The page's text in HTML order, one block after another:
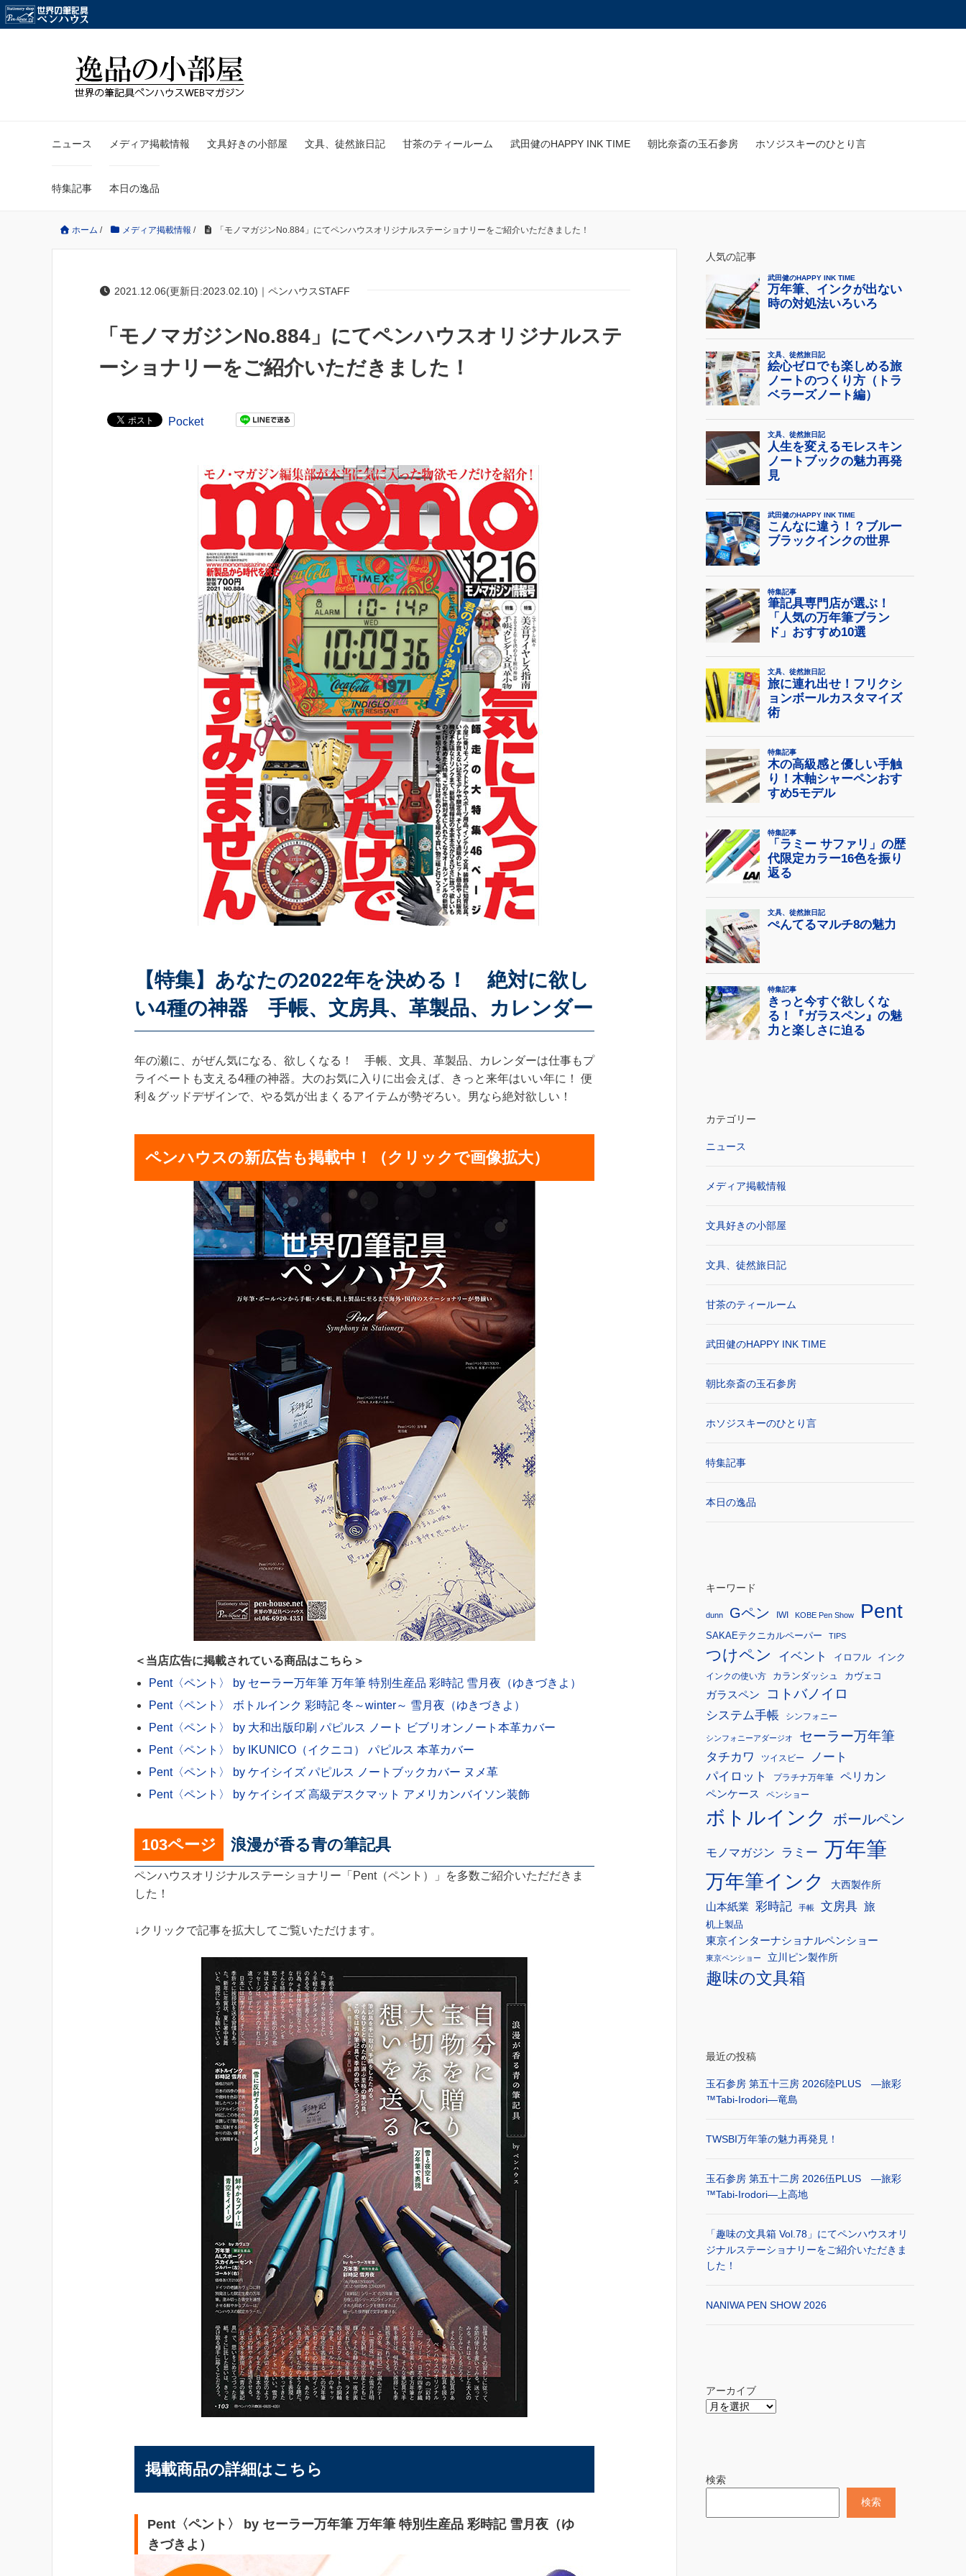
ニュース メディア掲載情報 文具好きの小部屋 文具、徒然旅日記 甘茶のティールーム 武田健のHAPPY INK TIME 朝比奈斎の玉石参房 ホソジスキーのひとり言
特集記事 本日の逸品
ホーム / メディア掲載情報 / 「モノマガジンNo.884」にてペンハウスオリジナルステーショナリーをご紹介いただきました！
2021.12.06(更新日:2023.02.10)｜ペンハウスSTAFF
「モノマガジンNo.884」にてペンハウスオリジナルステ
ーショナリーをご紹介いただきました！
Pocket
【特集】あなたの2022年を決める！ 絶対に欲し
い4種の神器 手帳、文房具、革製品、カレンダー
年の瀬に、がぜん気になる、欲しくなる！ 手帳、文具、革製品、カレンダーは仕事もプ
ライベートも支える4種の神器。大のお気に入りに出会えば、きっと来年はいい年に！ 便
利＆グッドデザインで、やる気が出まくるアイテムが勢ぞろい。男なら絶対欲しい！
ペンハウスの新広告も掲載中！（クリックで画像拡大）
＜当店広告に掲載されている商品はこちら＞
Pent〈ペント〉 by セーラー万年筆 万年筆 特別生産品 彩時記 雪月夜（ゆきづきよ）
Pent〈ペント〉 ボトルインク 彩時記 冬～winter～ 雪月夜（ゆきづきよ）
Pent〈ペント〉 by 大和出版印刷 パピルス ノート ビブリオンノート本革カバー
Pent〈ペント〉 by IKUNICO（イクニコ） パピルス 本革カバー
Pent〈ペント〉 by ケイシイズ パピルス ノートブックカバー ヌメ革
Pent〈ペント〉 by ケイシイズ 高級デスクマット アメリカンバイソン装飾
103ページ 浪漫が香る青の筆記具
ペンハウスオリジナルステーショナリー「Pent（ペント）」を多数ご紹介いただだきま
した！
↓クリックで記事を拡大してご覧いただけます。
掲載商品の詳細はこちら
Pent〈ペント〉 by セーラー万年筆 万年筆 特別生産品 彩時記 雪月夜（ゆ
きづきよ）
人気の記事
カテゴリー
ニュース
メディア掲載情報
文具好きの小部屋
文具、徒然旅日記
甘茶のティールーム
武田健のHAPPY INK TIME
朝比奈斎の玉石参房
ホソジスキーのひとり言
特集記事
本日の逸品
キーワード
dunn Gペン IWI KOBE Pen Show Pent
SAKAEテクニカルペーパー TIPS
つけペン イベント イロフル インク
インクの使い方 カランダッシュ カヴェコ
ガラスペン コトバノイロ
システム手帳 シンフォニー
シンフォニーアダージオ セーラー万年筆
タチカワ ツイスビー
ノート
パイロット
プラチナ万年筆 ペリカン
ペンケース ペンショー
ボトルインク ボールペン
モノマガジン ラミー 万年筆
万年筆インク
大西製作所
山本紙業
彩時記 手帳 文房具 旅
机上製品
東京インターナショナルペンショー
東京ペンショー 立川ピン製作所
趣味の文具箱
最近の投稿
玉石参房 第五十三房 2026陸PLUS ―旅彩
™Tabi-Irodori―竜島
TWSBI万年筆の魅力再発見！
玉石参房 第五十二房 2026伍PLUS ―旅彩
™Tabi-Irodori―上高地
「趣味の文具箱 Vol.78」にてペンハウスオリ
ジナルステーショナリーをご紹介いただきま
した！
NANIWA PEN SHOW 2026
アーカイブ
検索
検索